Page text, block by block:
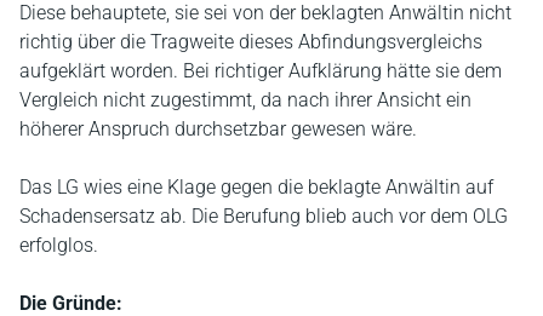
Diese behauptete, sie sei von der beklagten Anwältin nicht
richtig über die Tragweite dieses Abfindungsvergleichs
aufgeklärt worden. Bei richtiger Aufklärung hätte sie dem
Vergleich nicht zugestimmt, da nach ihrer Ansicht ein
höherer Anspruch durchsetzbar gewesen wäre.
Das LG wies eine Klage gegen die beklagte Anwältin auf
Schadensersatz ab. Die Berufung blieb auch vor dem OLG
erfolglos.
Die Gründe: